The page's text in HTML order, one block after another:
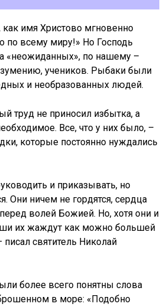
как имя Христово мгновенно
по всему миру!» Но Господь
«неожиданных», по нашему –
учеников. Рыбаки были
и необразованных людей.
труд не приносил избытка, а
Все, что у них было, –
которые постоянно нуждались
и приказывать, но
Они ничем не гордятся, сердца
волей Божией. Но, хотя они и
их жаждут как можно большей
святитель Николай
более всего понятны слова
в море: «Подобно